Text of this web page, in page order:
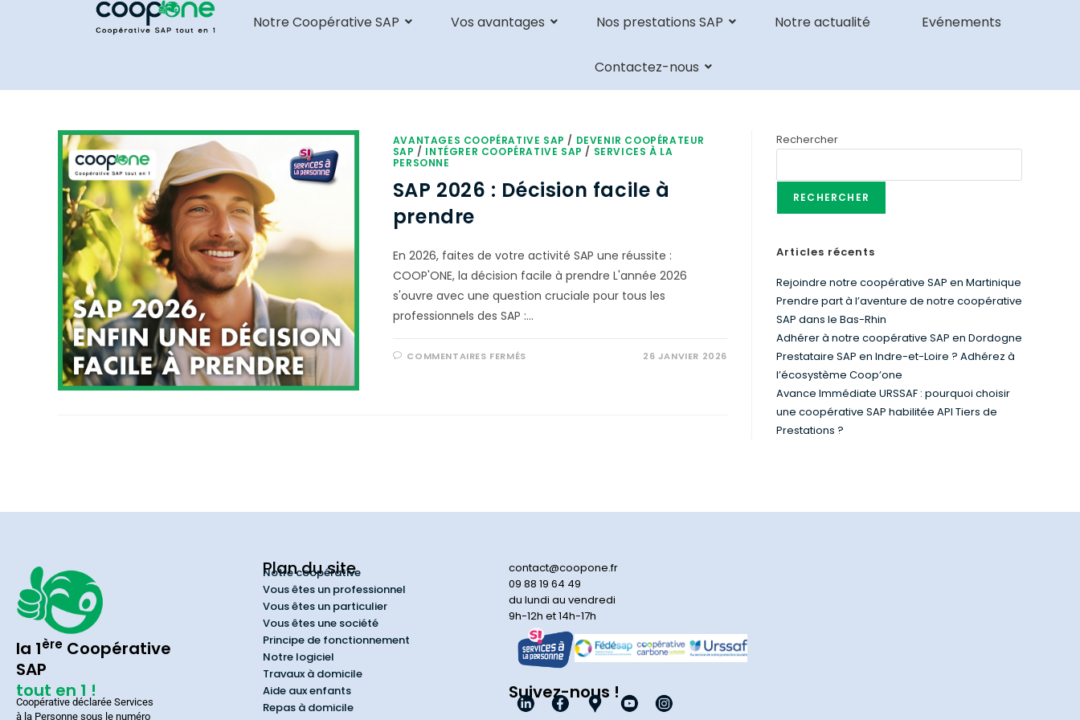
Notre Coopérative SAP Vos avantages Nos prestations SAP Notre actualité Evénements
Contactez-nous
AVANTAGES COOPÉRATIVE SAP / DEVENIR COOPÉRATEUR
SAP / INTÉGRER COOPÉRATIVE SAP / SERVICES À LA
PERSONNE
SAP 2026 : Décision facile à
prendre
En 2026, faites de votre activité SAP une réussite :
COOP'ONE, la décision facile à prendre L'année 2026
s'ouvre avec une question cruciale pour tous les
professionnels des SAP :…
COMMENTAIRES FERMÉS 26 JANVIER 2026
Rechercher
RECHERCHER
Articles récents
Rejoindre notre coopérative SAP en Martinique
Prendre part à l’aventure de notre coopérative
SAP dans le Bas-Rhin
Adhérer à notre coopérative SAP en Dordogne
Prestataire SAP en Indre-et-Loire ? Adhérez à
l’écosystème Coop’one
Avance Immédiate URSSAF : pourquoi choisir
une coopérative SAP habilitée API Tiers de
Prestations ?
la 1ère Coopérative
SAP
tout en 1 !
Coopérative déclarée Services
à la Personne sous le numéro
Plan du site
Notre coopérative
Vous êtes un professionnel
Vous êtes un particulier
Vous êtes une société
Principe de fonctionnement
Notre logiciel
Travaux à domicile
Aide aux enfants
Repas à domicile
contact@coopone.fr
09 88 19 64 49
du lundi au vendredi
9h-12h et 14h-17h
Suivez-nous !